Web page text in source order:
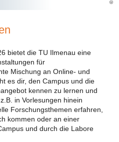
bietet die TU Ilmenau eine
für
Mischung an Online- und
es dir, den Campus und die
kennen zu lernen und
in Vorlesungen hinein
Forschungsthemen erfahren,
kommen oder an einer
und durch die Labore